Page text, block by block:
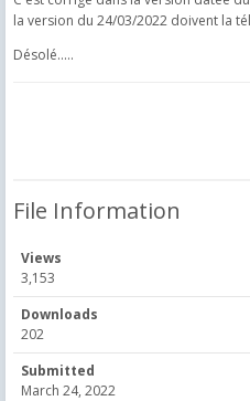
la version du 24/03/2022 doivent la
Désolé.....
File Information
Views
3,153
Downloads
202
Submitted
March 24, 2022